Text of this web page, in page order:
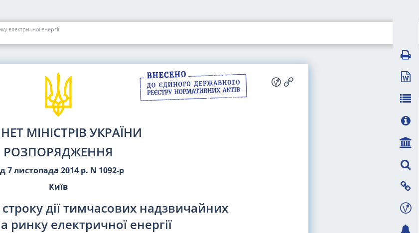
електричної енергії
МІНІСТРІВ УКРАЇНИ
РОЗПОРЯДЖЕННЯ
7 листопада 2014 р. N 1092-р
Київ
дії тимчасових надзвичайних
ринку електричної енергії